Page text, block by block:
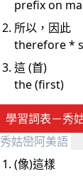
prefix on
所以，因此
therefore *
這 (首)
the (first)
學習詞表－秀
秀姑巒阿美語
(像)這樣